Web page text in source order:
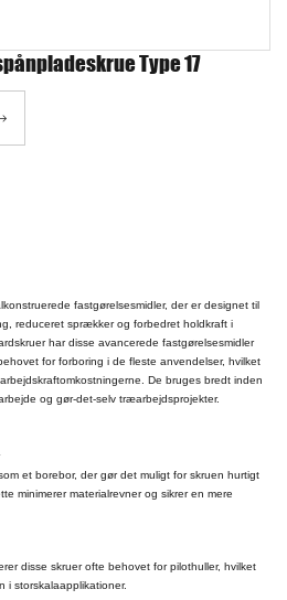
Type 17
fastgørelsesmidler, der er designet til
reduceret sprækker og forbedret holdkraft i
har disse avancerede fastgørelsesmidler
for forboring i de fleste anvendelser, hvilket
De bruges bredt inden
og gør-det-selv træarbejdsprojekter.
et borebor, der gør det muligt for skruen hurtigt
minimerer materialrevner og sikrer en mere
disse skruer ofte behovet for pilothuller, hvilket
i storskalaapplikationer.